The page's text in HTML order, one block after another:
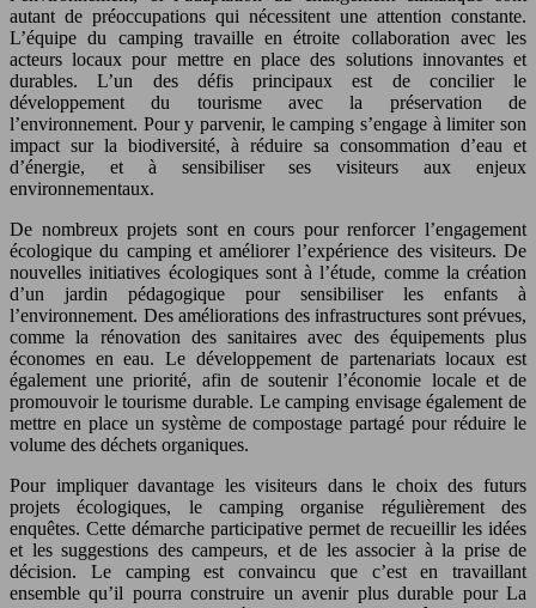
autant de préoccupations qui nécessitent une attention constante.
L’équipe du camping travaille en étroite collaboration avec les
acteurs locaux pour mettre en place des solutions innovantes et
durables. L’un des défis principaux est de concilier le
développement du tourisme avec la préservation de
l’environnement. Pour y parvenir, le camping s’engage à limiter son
impact sur la biodiversité, à réduire sa consommation d’eau et
d’énergie, et à sensibiliser ses visiteurs aux enjeux
environnementaux.
De nombreux projets sont en cours pour renforcer l’engagement
écologique du camping et améliorer l’expérience des visiteurs. De
nouvelles initiatives écologiques sont à l’étude, comme la création
d’un jardin pédagogique pour sensibiliser les enfants à
l’environnement. Des améliorations des infrastructures sont prévues,
comme la rénovation des sanitaires avec des équipements plus
économes en eau. Le développement de partenariats locaux est
également une priorité, afin de soutenir l’économie locale et de
promouvoir le tourisme durable. Le camping envisage également de
mettre en place un système de compostage partagé pour réduire le
volume des déchets organiques.
Pour impliquer davantage les visiteurs dans le choix des futurs
projets écologiques, le camping organise régulièrement des
enquêtes. Cette démarche participative permet de recueillir les idées
et les suggestions des campeurs, et de les associer à la prise de
décision. Le camping est convaincu que c’est en travaillant
ensemble qu’il pourra construire un avenir plus durable pour La